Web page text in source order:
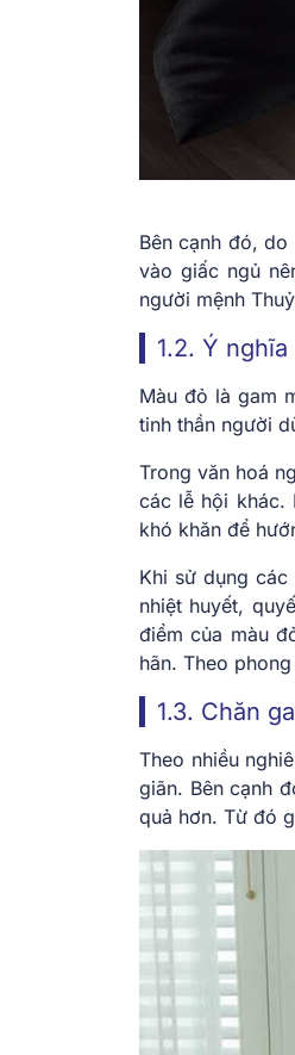
Bên cạnh đó,
vào giấc ngủ
người mệnh
1.2. Ý
Màu đỏ là gam
tinh thần người
Trong văn hoá
các lễ hội khác.
khó khăn để
Khi sử dụng
nhiệt huyết,
điểm của màu
hãn. Theo
1.3. Chăn
Theo nhiều
giãn. Bên cạnh
quả hơn. Từ đó